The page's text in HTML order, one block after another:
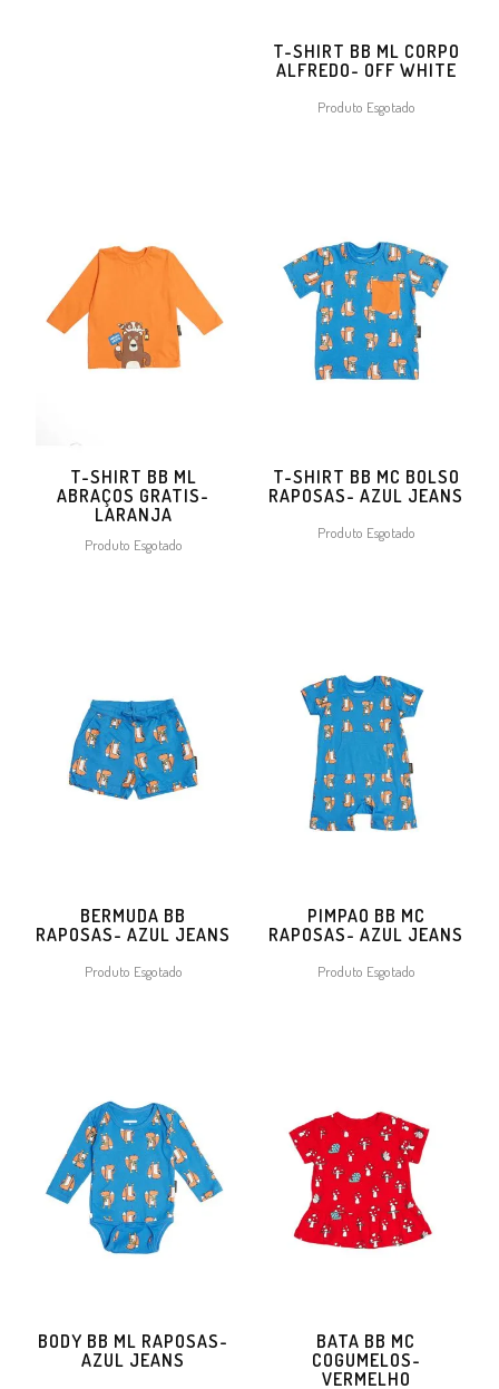
T-SHIRT BB ML CORPO
ALFREDO- OFF WHITE
Produto Esgotado
T-SHIRT BB ML
ABRAÇOS GRATIS-
LARANJA
Produto Esgotado
T-SHIRT BB MC BOLSO
RAPOSAS- AZUL JEANS
Produto Esgotado
BERMUDA BB
RAPOSAS- AZUL JEANS
Produto Esgotado
PIMPAO BB MC
RAPOSAS- AZUL JEANS
Produto Esgotado
BODY BB ML RAPOSAS-
AZUL JEANS
BATA BB MC
COGUMELOS-
VERMELHO